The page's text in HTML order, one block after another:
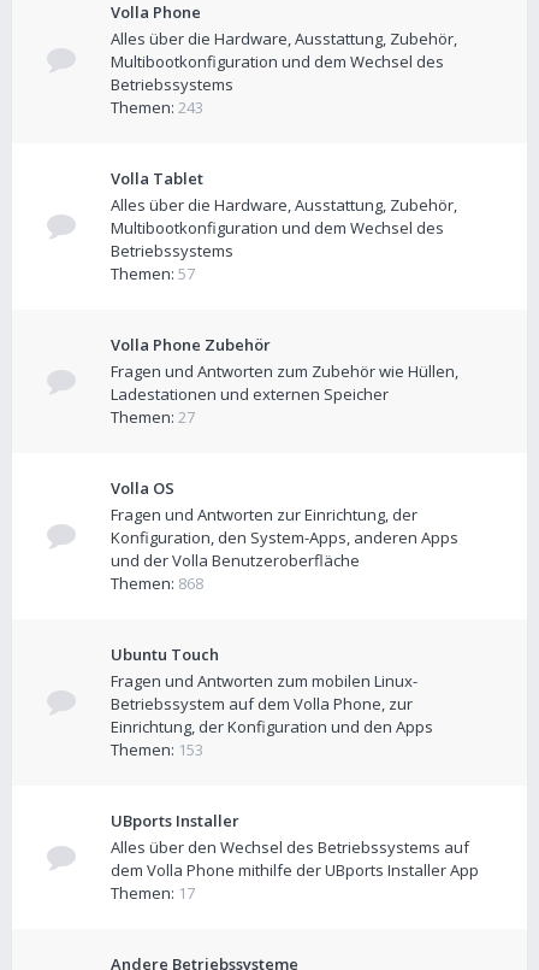
Volla Phone
Alles über die Hardware, Ausstattung, Zubehör,
Multibootkonfiguration und dem Wechsel des
Betriebssystems
Themen: 243
Volla Tablet
Alles über die Hardware, Ausstattung, Zubehör,
Multibootkonfiguration und dem Wechsel des
Betriebssystems
Themen: 57
Volla Phone Zubehör
Fragen und Antworten zum Zubehör wie Hüllen,
Ladestationen und externen Speicher
Themen: 27
Volla OS
Fragen und Antworten zur Einrichtung, der
Konfiguration, den System-Apps, anderen Apps
und der Volla Benutzeroberfläche
Themen: 868
Ubuntu Touch
Fragen und Antworten zum mobilen Linux-
Betriebssystem auf dem Volla Phone, zur
Einrichtung, der Konfiguration und den Apps
Themen: 153
UBports Installer
Alles über den Wechsel des Betriebssystems auf
dem Volla Phone mithilfe der UBports Installer App
Themen: 17
Andere Betriebssysteme